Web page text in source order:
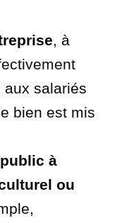
, à
aux salariés
bien est mis
à
ou